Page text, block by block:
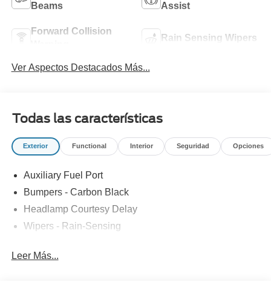
Beams
Assist
Forward Collision
Rain Sensing Wipers
Ver Aspectos Destacados Más...
Todas las características
Exterior Functional Interior Seguridad Opciones
Auxiliary Fuel Port
Bumpers - Carbon Black
Headlamp Courtesy Delay
Wipers - Rain-Sensing
Leer Más...